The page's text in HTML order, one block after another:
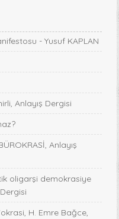
- Yusuf KAPLAN
Anlayış Dergisi
Anlayış
oligarşi demokrasiye
H. Emre Bağce,